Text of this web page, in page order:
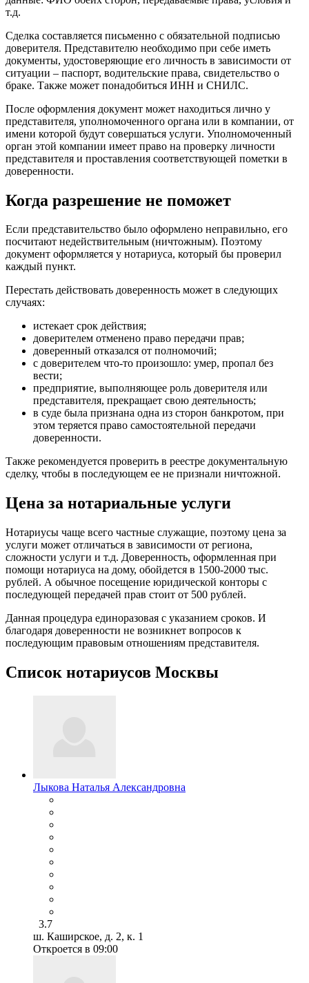
т.д.
Сделка составляется письменно с обязательной подписью
доверителя. Представителю необходимо при себе иметь
документы, удостоверяющие его личность в зависимости от
ситуации – паспорт, водительские права, свидетельство о
браке. Также может понадобиться ИНН и СНИЛС.
После оформления документ может находиться лично у
представителя, уполномоченного органа или в компании, от
имени которой будут совершаться услуги. Уполномоченный
орган этой компании имеет право на проверку личности
представителя и проставления соответствующей пометки в
доверенности.
Когда разрешение не поможет
Если представительство было оформлено неправильно, его
посчитают недействительным (ничтожным). Поэтому
документ оформляется у нотариуса, который бы проверил
каждый пункт.
Перестать действовать доверенность может в следующих
случаях:
истекает срок действия;
доверителем отменено право передачи прав;
доверенный отказался от полномочий;
с доверителем что-то произошло: умер, пропал без
вести;
предприятие, выполняющее роль доверителя или
представителя, прекращает свою деятельность;
в суде была признана одна из сторон банкротом, при
этом теряется право самостоятельной передачи
доверенности.
Также рекомендуется проверить в реестре документальную
сделку, чтобы в последующем ее не признали ничтожной.
Цена за нотариальные услуги
Нотариусы чаще всего частные служащие, поэтому цена за
услуги может отличаться в зависимости от региона,
сложности услуги и т.д. Доверенность, оформленная при
помощи нотариуса на дому, обойдется в 1500-2000 тыс.
рублей. А обычное посещение юридической конторы с
последующей передачей прав стоит от 500 рублей.
Данная процедура единоразовая с указанием сроков. И
благодаря доверенности не возникнет вопросов к
последующим правовым отношениям представителя.
Список нотариусов Москвы
Лыкова Наталья Александровна
3.7
ш. Каширское, д. 2, к. 1
Откроется в 09:00